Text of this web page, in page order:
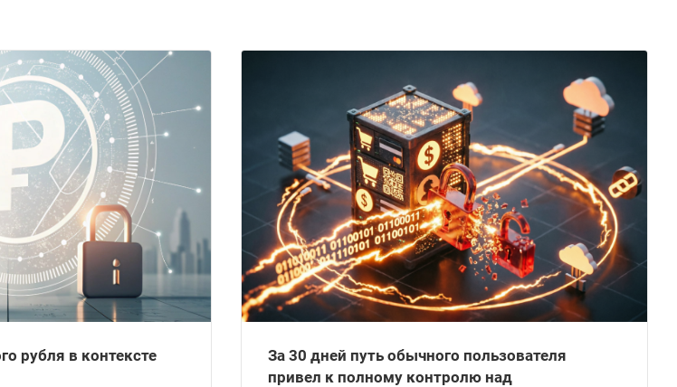
рубля в контексте
За 30 дней путь обычного пользователя
привел к полному контролю над